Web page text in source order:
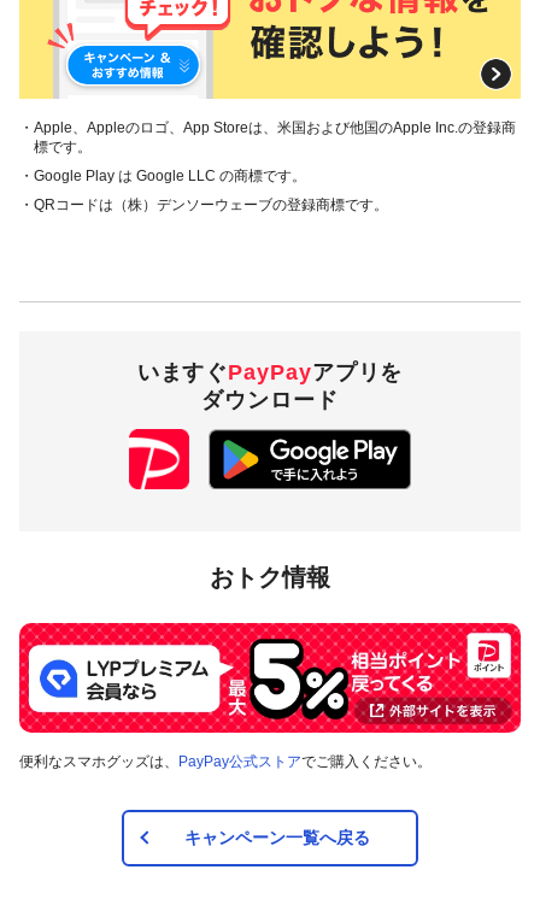
対象の支払方法
本キャンペーンの対象のお支払方法は、クレジット（旧あと
払い）、PayPay残高、PayPayポイントで、その他のお支払
株式会社モンテローザが運営するPayPay加盟店のうち、対象
店舗として株式会社モンテローザが指定したお店
対象店舗の確認はこちら （2023年10月25日時点）
本キャンペーン、PayPay利用特典及びPayPay株式会社
が同時開催する他の総付キャンペーンの中で、付与され
るPayPayポイントの額が最大となるものが適用されま
す。PayPay株式会社が指定する場合を除き、それらが重
複適用されることはありません。
本キャンペーンが適用される場合に、PayPay株式会社が
ときにはそれらも適用されますが、1回のお支払いについ
てのPayPayポイントの付与率は、合計で支払額の66.5％
・Apple、Appleのロゴ、App Storeは、米国および他国のApple Inc.の登録商
標です。
・Google Play は Google LLC の商標です。
・QRコードは（株）デンソーウェーブの登録商標です。
いますぐPayPayアプリを
ダウンロード
おトク情報
便利なスマホグッズは、 PayPay公式ストアでご購入ください。
キャンペーン一覧へ戻る